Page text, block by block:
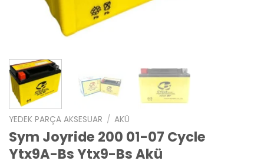
YEDEK PARÇA AKSESUAR / AKÜ
Sym Joyride 200 01-07 Cycle
Ytx9A-Bs Ytx9-Bs Akü